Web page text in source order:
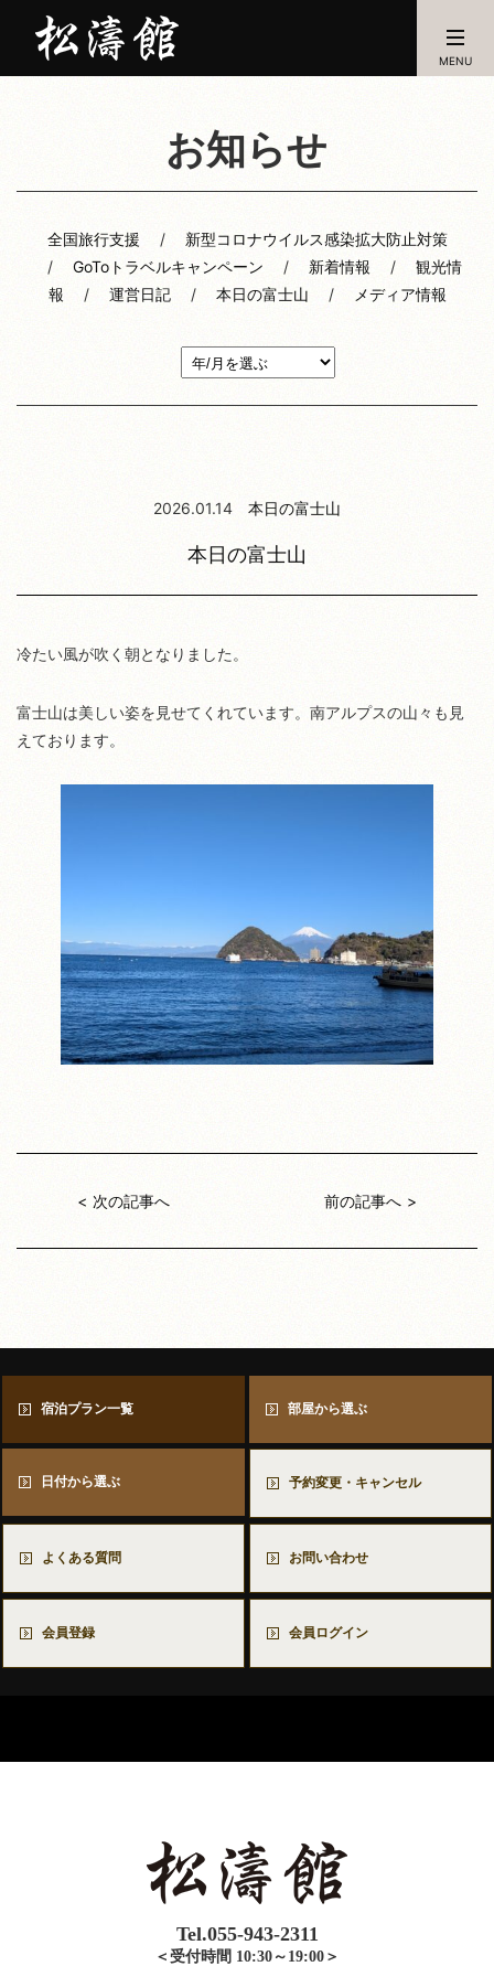
MENU
お知らせ
全国旅行支援
新型コロナウイルス感染拡大防止対策
GoToトラベルキャンペーン
新着情報
観光情
報
運営日記 本日の富士山 メディア情報
2026.01.14 本日の富士山
本日の富士山
冷たい風が吹く朝となりました。
富士山は美しい姿を見せてくれています。南アルプスの山々も見
えております。
次の記事へ 前の記事へ
宿泊プラン一覧 部屋から選ぶ
日付から選ぶ 予約変更・キャンセル
よくある質問 お問い合わせ
会員登録 会員ログイン
Tel.055-943-2311
＜受付時間 10:30～19:00＞